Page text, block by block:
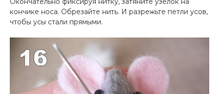
кончике носа. Обрезайте нить. И разрежьте петли усов,
чтобы усы стали прямыми.